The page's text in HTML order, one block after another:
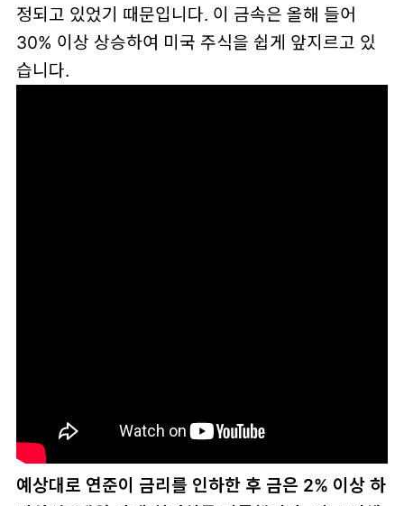
정되고 있었기 때문입니다. 이 금속은 올해 들어
30% 이상 상승하여 미국 주식을 쉽게 앞지르고 있
습니다.
예상대로 연준이 금리를 인하한 후 금은 2% 이상 하